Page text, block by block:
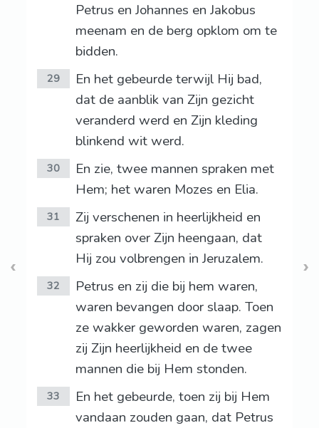
Petrus en Johannes en Jakobus
meenam en de berg opklom om te
bidden.
29
En het gebeurde terwijl Hij bad,
dat de aanblik van Zijn gezicht
veranderd werd en Zijn kleding
blinkend wit werd.
30
En zie, twee mannen spraken met
Hem; het waren Mozes en Elia.
31
Zij verschenen in heerlijkheid en
spraken over Zijn heengaan, dat
Hij zou volbrengen in Jeruzalem.
32
Petrus en zij die bij hem waren,
waren bevangen door slaap. Toen
ze wakker geworden waren, zagen
zij Zijn heerlijkheid en de twee
mannen die bij Hem stonden.
33
En het gebeurde, toen zij bij Hem
vandaan zouden gaan, dat Petrus